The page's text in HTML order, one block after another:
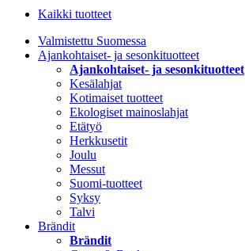
Kaikki tuotteet
Valmistettu Suomessa
Ajankohtaiset- ja sesonkituotteet
Ajankohtaiset- ja sesonkituotteet
Kesälahjat
Kotimaiset tuotteet
Ekologiset mainoslahjat
Etätyö
Herkkusetit
Joulu
Messut
Suomi-tuotteet
Syksy
Talvi
Brändit
Brändit